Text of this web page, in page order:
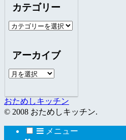
カテゴリー
カ
リ
ー
アーカイブ
ア
カ
イ
ブ
おためしキッチン
© 2008 おためしキッチン.
メニュー